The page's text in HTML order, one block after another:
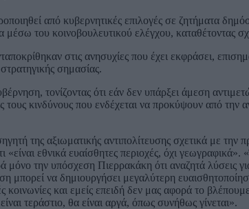
από κυβερνητικές επιλογές σε ζητήματα
του κοινοβουλευτικού ελέγχου, καταθέτοντας
στις ανησυχίες που έχει εκφράσει,
σημασίας.
τονίζοντας ότι εάν δεν υπάρξει άμεση
τους κινδύνους που ενδέχεται να προκύψουν από
της αξιωματικής αντιπολίτευσης σχετικά με την
«είναι εθνικά ευαίσθητες περιοχές, όχι
μόνο την υπόσχεση Πιερρακάκη ότι αναζητά λύσεις
μπορεί να δημιουργήσει μεγαλύτερη
κοινωνίες και εμείς επειδή δεν μας αφορά το
τεράστιο, θα είναι αργά, όπως συνήθως γίνεται».